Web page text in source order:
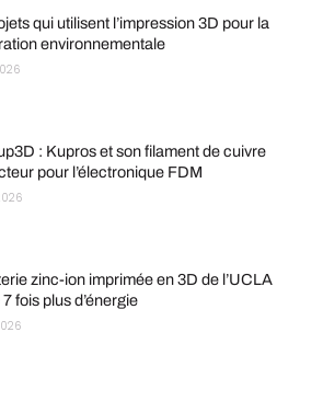
qui utilisent l’impression 3D pour la
environnementale
: Kupros et son filament de cuivre
pour l’électronique FDM
zinc-ion imprimée en 3D de l’UCLA
fois plus d’énergie